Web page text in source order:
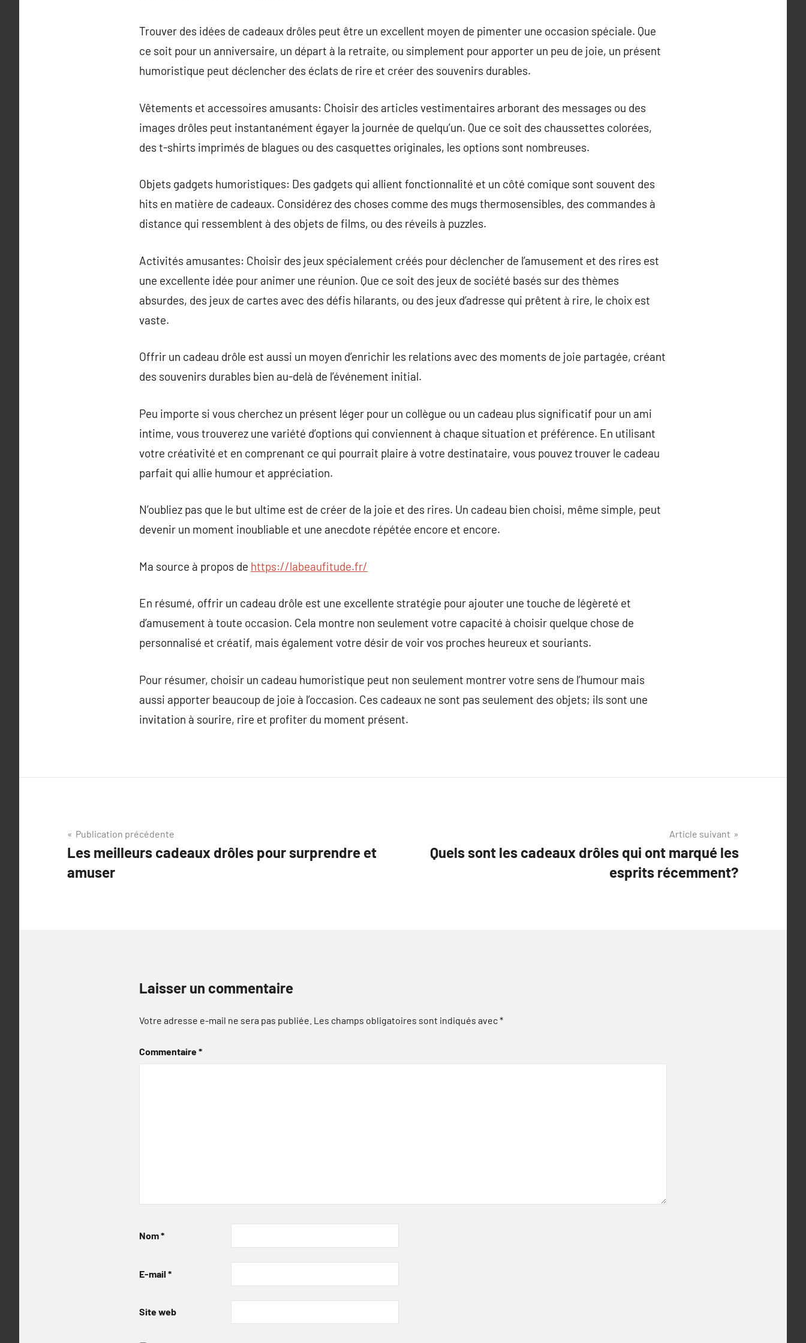
Trouver des idées de cadeaux drôles peut être un excellent moyen de pimenter une occasion spéciale. Que
ce soit pour un anniversaire, un départ à la retraite, ou simplement pour apporter un peu de joie, un présent
humoristique peut déclencher des éclats de rire et créer des souvenirs durables.
Vêtements et accessoires amusants: Choisir des articles vestimentaires arborant des messages ou des
images drôles peut instantanément égayer la journée de quelqu’un. Que ce soit des chaussettes colorées,
des t-shirts imprimés de blagues ou des casquettes originales, les options sont nombreuses.
Objets gadgets humoristiques: Des gadgets qui allient fonctionnalité et un côté comique sont souvent des
hits en matière de cadeaux. Considérez des choses comme des mugs thermosensibles, des commandes à
distance qui ressemblent à des objets de films, ou des réveils à puzzles.
Activités amusantes: Choisir des jeux spécialement créés pour déclencher de l’amusement et des rires est
une excellente idée pour animer une réunion. Que ce soit des jeux de société basés sur des thèmes
absurdes, des jeux de cartes avec des défis hilarants, ou des jeux d’adresse qui prêtent à rire, le choix est
vaste.
Offrir un cadeau drôle est aussi un moyen d’enrichir les relations avec des moments de joie partagée, créant
des souvenirs durables bien au-delà de l’événement initial.
Peu importe si vous cherchez un présent léger pour un collègue ou un cadeau plus significatif pour un ami
intime, vous trouverez une variété d’options qui conviennent à chaque situation et préférence. En utilisant
votre créativité et en comprenant ce qui pourrait plaire à votre destinataire, vous pouvez trouver le cadeau
parfait qui allie humour et appréciation.
N’oubliez pas que le but ultime est de créer de la joie et des rires. Un cadeau bien choisi, même simple, peut
devenir un moment inoubliable et une anecdote répétée encore et encore.
Ma source à propos de https://labeaufitude.fr/
En résumé, offrir un cadeau drôle est une excellente stratégie pour ajouter une touche de légèreté et
d’amusement à toute occasion. Cela montre non seulement votre capacité à choisir quelque chose de
personnalisé et créatif, mais également votre désir de voir vos proches heureux et souriants.
Pour résumer, choisir un cadeau humoristique peut non seulement montrer votre sens de l’humour mais
aussi apporter beaucoup de joie à l’occasion. Ces cadeaux ne sont pas seulement des objets; ils sont une
invitation à sourire, rire et profiter du moment présent.
Navigation
de
l’article
Publication précédente
Les meilleurs cadeaux drôles pour surprendre et
amuser
Article suivant
Quels sont les cadeaux drôles qui ont marqué les
esprits récemment?
Laisser un commentaire
Votre adresse e-mail ne sera pas publiée. Les champs obligatoires sont indiqués avec*
Commentaire*
Nom*
E-mail *
Site web